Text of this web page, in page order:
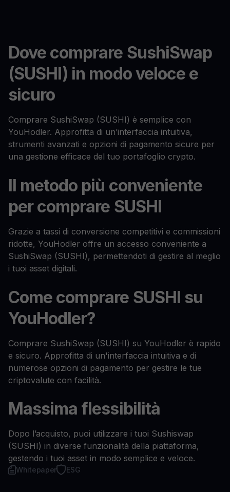
Dove comprare SushiSwap
(SUSHI) in modo veloce e
sicuro
Comprare SushiSwap (SUSHI) è semplice con
YouHodler. Approfitta di un’interfaccia intuitiva,
strumenti avanzati e opzioni di pagamento sicure per
una gestione efficace del tuo portafoglio crypto.
Il metodo più conveniente
per comprare SUSHI
Grazie a tassi di conversione competitivi e commissioni
ridotte, YouHodler offre un accesso conveniente a
SushiSwap (SUSHI), permettendoti di gestire al meglio
i tuoi asset digitali.
Come comprare SUSHI su
YouHodler?
Comprare SushiSwap (SUSHI) su YouHodler è rapido
e sicuro. Approfitta di un'interfaccia intuitiva e di
numerose opzioni di pagamento per gestire le tue
criptovalute con facilità.
Massima flessibilità
Dopo l’acquisto, puoi utilizzare i tuoi Sushiswap
(SUSHI) in diverse funzionalità della piattaforma,
gestendo i tuoi asset in modo semplice e veloce.
Whitepaper ESG